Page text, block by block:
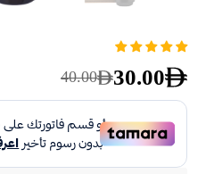
40.00 30.00